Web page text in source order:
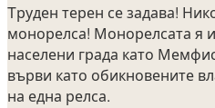
Tруден терен се задава!
монорелса! Монорелсата я
населени града като
върви като обикновените
на една релса.